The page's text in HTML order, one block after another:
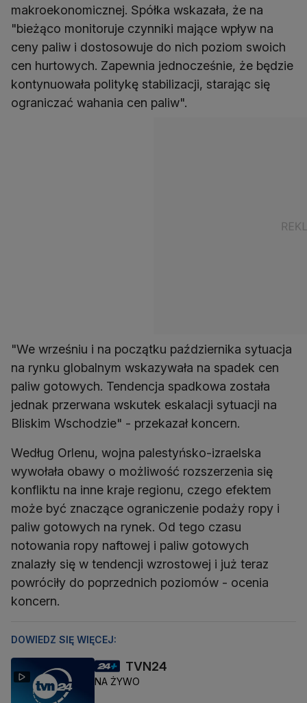
makroekonomicznej. Spółka wskazała, że na
"bieżąco monitoruje czynniki mające wpływ na
ceny paliw i dostosowuje do nich poziom swoich
cen hurtowych. Zapewnia jednocześnie, że będzie
kontynuowała politykę stabilizacji, starając się
ograniczać wahania cen paliw".
"We wrześniu i na początku października sytuacja
na rynku globalnym wskazywała na spadek cen
paliw gotowych. Tendencja spadkowa została
jednak przerwana wskutek eskalacji sytuacji na
Bliskim Wschodzie" - przekazał koncern.
Według Orlenu, wojna palestyńsko-izraelska
wywołała obawy o możliwość rozszerzenia się
konfliktu na inne kraje regionu, czego efektem
może być znaczące ograniczenie podaży ropy i
paliw gotowych na rynek. Od tego czasu
notowania ropy naftowej i paliw gotowych
znalazły się w tendencji wzrostowej i już teraz
powróciły do poprzednich poziomów - ocenia
koncern.
DOWIEDZ SIĘ WIĘCEJ:
TVN24
NA ŻYWO